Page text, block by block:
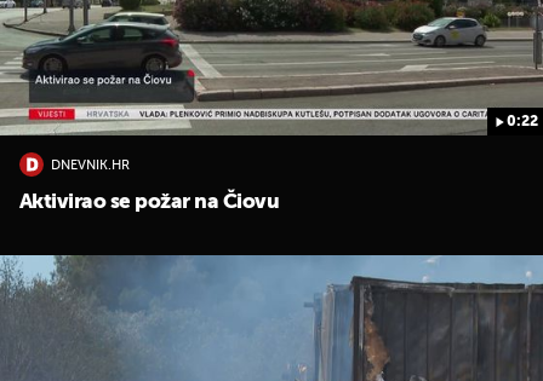
0:22
DNEVNIK.HR
Aktivirao se požar na Čiovu
UKLJUČITE NOTIFIKACIJE